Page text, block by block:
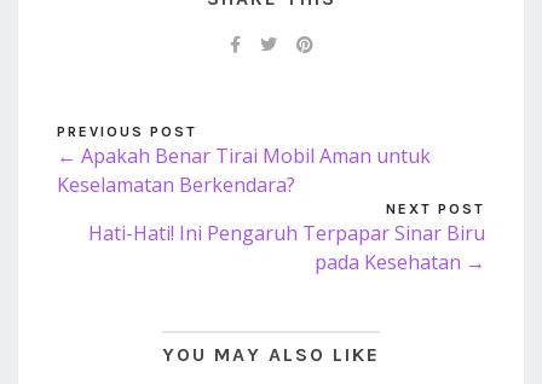
PREVIOUS POST
← Apakah Benar Tirai Mobil Aman untuk
Keselamatan Berkendara?
NEXT POST
Hati-Hati! Ini Pengaruh Terpapar Sinar Biru
pada Kesehatan →
YOU MAY ALSO LIKE